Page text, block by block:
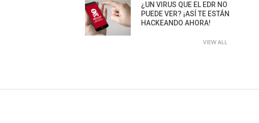
¿UN VIRUS QUE EL EDR NO
PUEDE VER? ¡ASÍ TE ESTÁN
HACKEANDO AHORA!
VIEW ALL